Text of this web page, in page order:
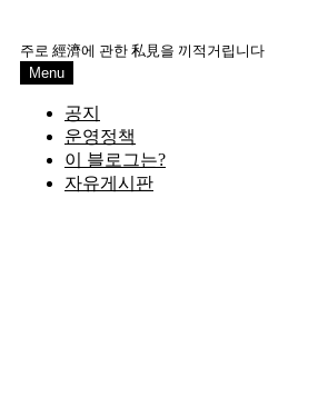
content
주로 經濟에 관한 私見을 끼적거립니다
Menu
공지
운영정책
이 블로그는?
자유게시판